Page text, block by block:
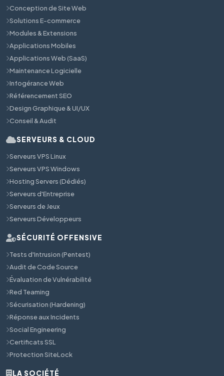
Conception de Site Web
Solutions E-commerce
Modules & Extensions
Applications Mobiles
Applications Web (SaaS)
Maintenance Logicielle
Infogérance Web
Référencement SEO
Design Graphique & UI/UX
Conseil & Audit
SERVEURS & CLOUD
Serveurs VPS Linux
Serveurs VPS Windows
Hosting Servers (Dédiés)
Serveurs d'Entreprise
Serveurs de Jeux
Serveurs Développeurs
SÉCURITÉ OFFENSIVE
Tests d'Intrusion (Pentest)
Audit de Code Source
Évaluation de Vulnérabilité
Red Teaming
Sécurisation (Hardening)
Réponse aux Incidents
Social Engineering
Certificats SSL
Protection SiteLock
LA SOCIÉTÉ